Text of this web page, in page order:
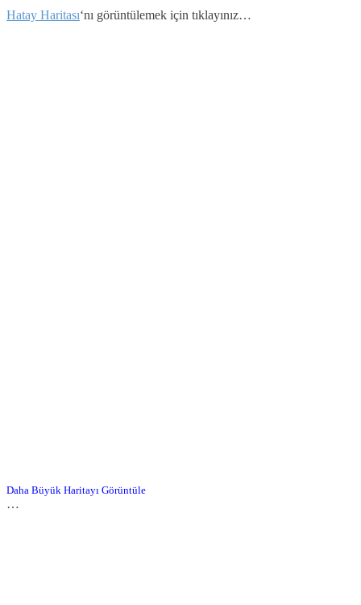
Hatay Haritası‘nı görüntülemek için tıklayınız…
Daha Büyük Haritayı Görüntüle
…